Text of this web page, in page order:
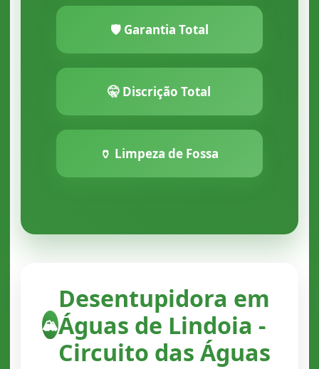
🛡️ Garantia Total
🤫 Discrição Total
🏺 Limpeza de Fossa
🏔️
Desentupidora em
Águas de Lindoia -
Circuito das Águas